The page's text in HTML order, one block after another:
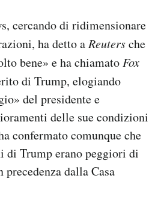
cercando di ridimensionare
ha detto a Reutersche
bene» e ha chiamato Fox
di Trump, elogiando
del presidente e
delle sue condizioni
confermato comunque che
di Trump erano peggiori di
dalla Casa